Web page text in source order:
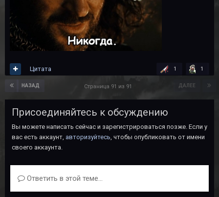
1 1
Цитата
НАЗАД ДАЛЕЕ
Страница 91 из 91
Присоединяйтесь к обсуждению
Вы можете написать сейчас и зарегистрироваться позже. Если у
вас есть аккаунт, авторизуйтесь, чтобы опубликовать от имени
своего аккаунта.
Ответить в этой теме...